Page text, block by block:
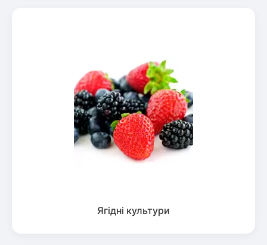
Ягідні культури